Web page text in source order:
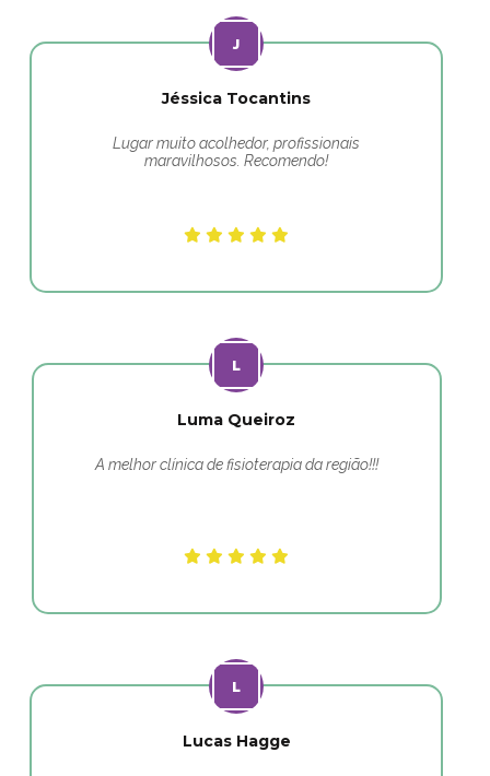
Jéssica Tocantins
Lugar muito acolhedor, profissionais
maravilhosos. Recomendo!
Luma Queiroz
A melhor clínica de fisioterapia da região!!!
Lucas Hagge